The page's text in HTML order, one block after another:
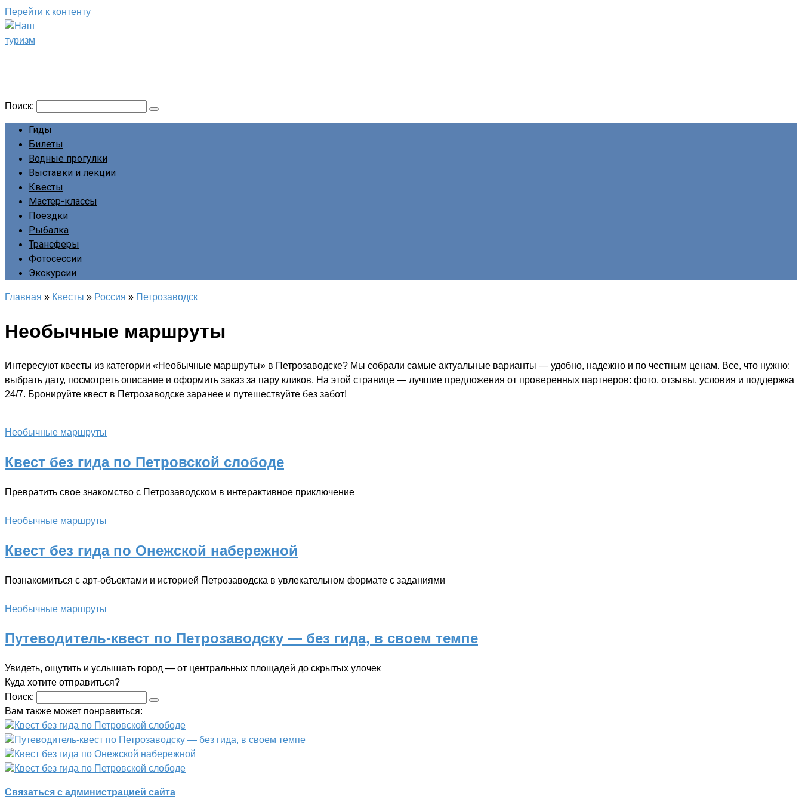
Перейти к контенту
Поиск:
Гиды
Билеты
Водные прогулки
Выставки и лекции
Квесты
Мастер-классы
Поездки
Рыбалка
Трансферы
Фотосессии
Экскурсии
Главная » Квесты » Россия » Петрозаводск
Необычные маршруты
Интересуют квесты из категории «Необычные маршруты» в Петрозаводске? Мы собрали самые актуальные варианты — удобно, надежно и по честным ценам. Все, что нужно:
выбрать дату, посмотреть описание и оформить заказ за пару кликов. На этой странице — лучшие предложения от проверенных партнеров: фото, отзывы, условия и поддержка
24/7. Бронируйте квест в Петрозаводске заранее и путешествуйте без забот!
Необычные маршруты
Квест без гида по Петровской слободе
Превратить свое знакомство с Петрозаводском в интерактивное приключение
Необычные маршруты
Квест без гида по Онежской набережной
Познакомиться с арт-объектами и историей Петрозаводска в увлекательном формате с заданиями
Необычные маршруты
Путеводитель-квест по Петрозаводску — без гида, в своем темпе
Увидеть, ощутить и услышать город — от центральных площадей до скрытых улочек
Куда хотите отправиться?
Поиск:
Вам также может понравиться:
Квест без гида по Петровской слободе
Путеводитель-квест по Петрозаводску — без гида, в своем темпе
Квест без гида по Онежской набережной
Квест без гида по Петровской слободе
Связаться с администрацией сайта